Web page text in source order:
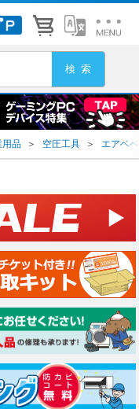
用品 ＞ 空圧工具 ＞ エアベ